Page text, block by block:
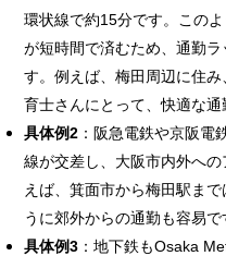
環状線で約15分です。この
が短時間で済むため、通勤
す。例えば、梅田周辺に住
育士さんにとって、快適な通
具体例2 ：阪急電鉄や京阪電
線が交差し、大阪市内外へ
えば、箕面市から梅田駅ま
うに郊外からの通勤も容易で
具体例3 ：地下鉄もOsaka